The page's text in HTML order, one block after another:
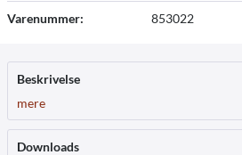
Varenummer: 853022
Beskrivelse
mere
Downloads